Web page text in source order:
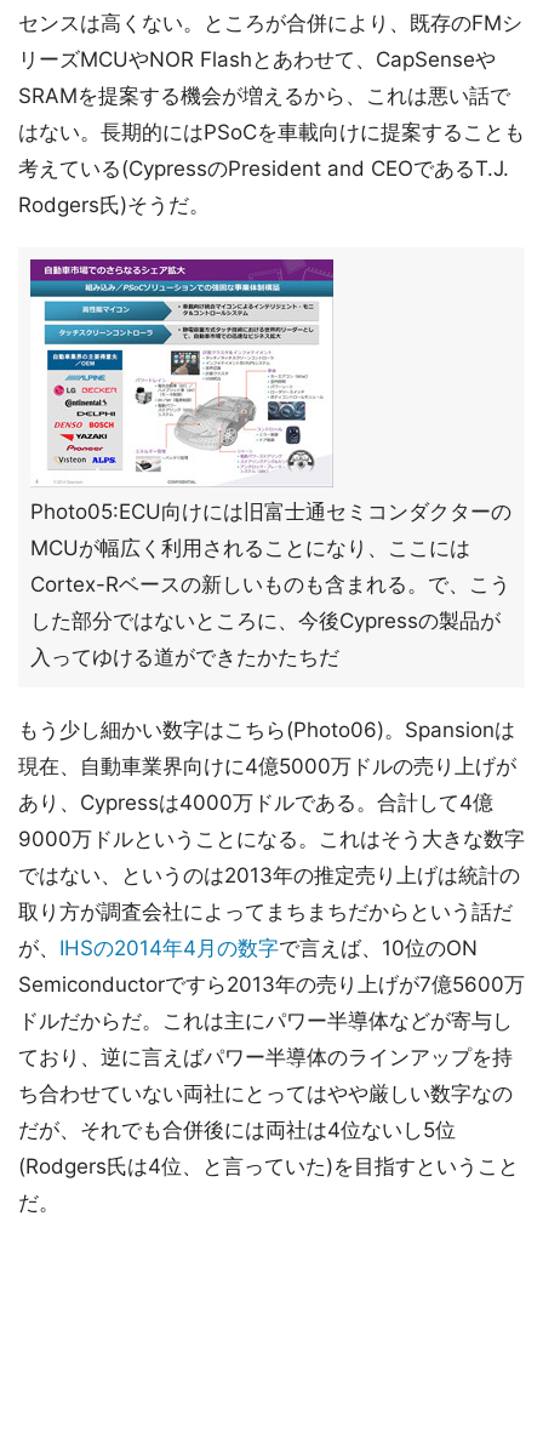
センスは高くない。ところが合併により、既存のFMシ
リーズMCUやNOR Flashとあわせて、CapSenseや
SRAMを提案する機会が増えるから、これは悪い話で
はない。長期的にはPSoCを車載向けに提案することも
考えている(CypressのPresident and CEOであるT.J.
Rodgers氏)そうだ。
Photo05:ECU向けには旧富士通セミコンダクターの
MCUが幅広く利用されることになり、ここには
Cortex-Rベースの新しいものも含まれる。で、こう
した部分ではないところに、今後Cypressの製品が
入ってゆける道ができたかたちだ
もう少し細かい数字はこちら(Photo06)。Spansionは
現在、自動車業界向けに4億5000万ドルの売り上げが
あり、Cypressは4000万ドルである。合計して4億
9000万ドルということになる。これはそう大きな数字
ではない、というのは2013年の推定売り上げは統計の
取り方が調査会社によってまちまちだからという話だ
が、 IHSの2014年4月の数字で言えば、10位のON
Semiconductorですら2013年の売り上げが7億5600万
ドルだからだ。これは主にパワー半導体などが寄与し
ており、逆に言えばパワー半導体のラインアップを持
ち合わせていない両社にとってはやや厳しい数字なの
だが、それでも合併後には両社は4位ないし5位
(Rodgers氏は4位、と言っていた)を目指すということ
だ。